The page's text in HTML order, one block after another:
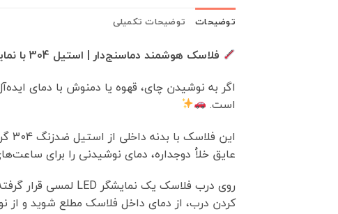
توضیحات توضیحات تکمیلی
فلاسک هوشمند دماسنج‌دار | استیل 304 با نمایشگر LED و صافی دمنوش
اگر به نوشیدن چای، قهوه یا دمنوش با دمای
است.
عایق خلأ دوجداره، دمای نوشیدنی را برای
روی درب فلاسک یک نمایشگر LED لمسی قرار گرفته که تنها با یک لمس، دمای لحظه‌ای نوشیدنی را نمایش می‌دهد.
کردن درب، از دمای داخل فلاسک مطلع شوید و